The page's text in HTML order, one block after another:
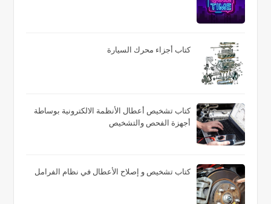
كتاب أجزاء محرك السيارة
كتاب تشخيص أعطال الأنظمة الالكترونية بوساطة
أجهزة الفحص والتشخيص
كتاب تشخيص و إصلاح الأعطال في نظام الفرامل